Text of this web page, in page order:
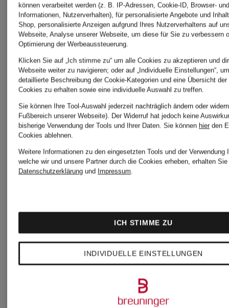
Mix &
Match
adidas
Tights
OPTIME
CONTOUR
CAPRI
60 €
Zertifiziert
adidas
SING
FOR
THE
×
SONG
FOR
können verarbeitet werden (z. B. IP-Adressen, Cookie-ID, Browser-
Informationen, Nutzerverhalten), für personalisierte Angebote und
Shop, personalisierte Anzeigen aufgrund Ihres Nutzerverhaltens auf
Webseite, Analyse unserer Webseite, um diese für Sie zu verbessern
Optimierung der Werbeaussteuerung.
Klicken Sie auf „Ich stimme zu“ um alle Cookies zu akzeptieren und
Webseite weiter zu navigieren; oder auf „Individuelle Einstellungen“,
detaillierte Beschreibung der Cookie-Kategorien und eine Übersicht
Cookies zu erhalten sowie eine individuelle Auswahl zu treffen.
Sie können Ihre Tool-Auswahl jederzeit nachträglich ändern oder
Fußbereich unserer Webseite). Der Widerruf hat jedoch keine
bisherige Verwendung der Tools und Ihrer Daten. Sie können hier den
Cookies ablehnen.
Weitere Informationen zu den eingesetzten Tools und der Verwendung
welche wir und unsere Partner durch die Cookies erheben, erhalten
Datenschutzerklärung und Impressum.
INDIVIDUELLE EINSTELLUNGEN
ICH STIMME ZU